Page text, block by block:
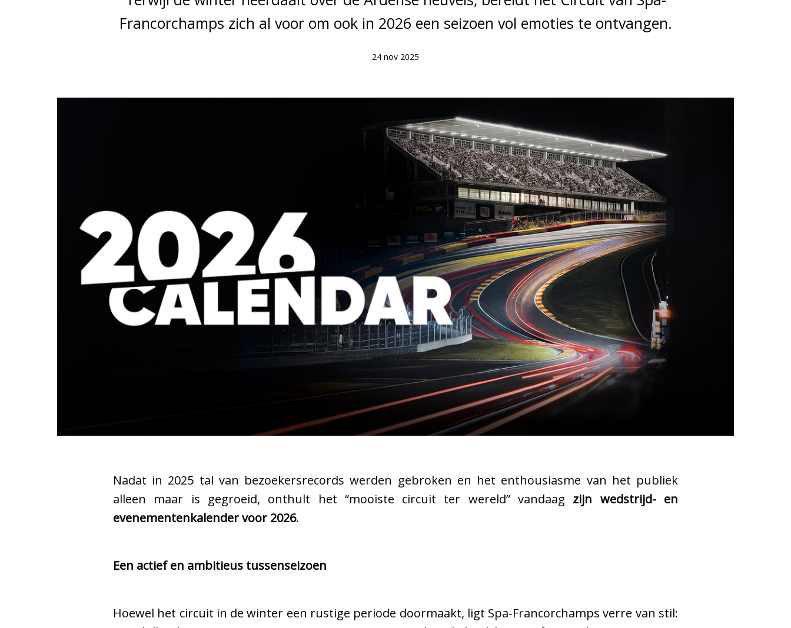
Francorchamps zich al voor om ook in 2026 een seizoen vol emoties te ontvangen.
24 nov 2025
Nadat in 2025 tal van bezoekersrecords werden gebroken en het enthousiasme van het publiek
alleen maar is gegroeid, onthult het “mooiste circuit ter wereld” vandaag zijn wedstrijd- en
evenementenkalender voor 2026.
Een actief en ambitieus tussenseizoen
Hoewel het circuit in de winter een rustige periode doormaakt, ligt Spa-Francorchamps verre van stil: